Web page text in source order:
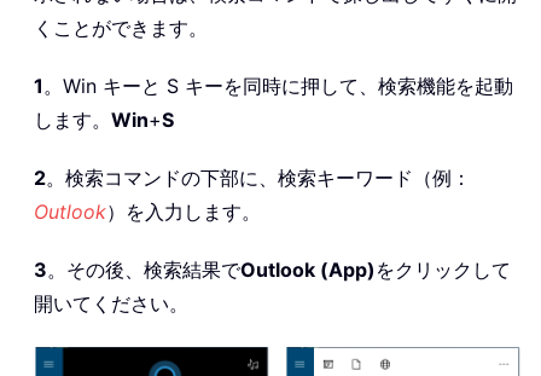
くことができます。
1。Win キーと S キーを同時に押して、検索機能を起動
します。 Win+S
2。検索コマンドの下部に、検索キーワード（例：
Outlook）を入力します。
3。その後、検索結果でOutlook (App) をクリックして
開いてください。